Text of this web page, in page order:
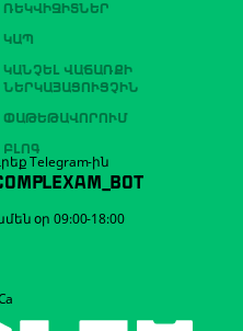
ՌԵԿՎԻԶԻՏՆԵՐ
ԿԱՊ
ԿԱՆՉԵԼ ՎԱՃԱՌՔԻ
ՆԵՐԿԱՅԱՑՈՒՑՉԻՆ
ՓԱԹԵԹԱՎՈՐՈՒՄ
ԲԼՈԳ
Telegram-ին
օր 09:00-18:00